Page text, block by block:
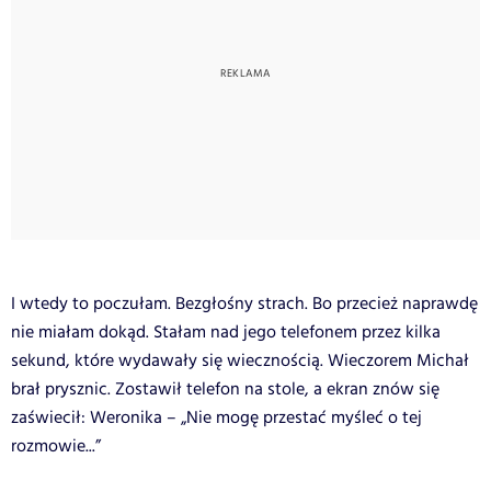
I wtedy to poczułam. Bezgłośny strach. Bo przecież naprawdę
nie miałam dokąd. Stałam nad jego telefonem przez kilka
sekund, które wydawały się wiecznością. Wieczorem Michał
brał prysznic. Zostawił telefon na stole, a ekran znów się
zaświecił: Weronika – „Nie mogę przestać myśleć o tej
rozmowie...”